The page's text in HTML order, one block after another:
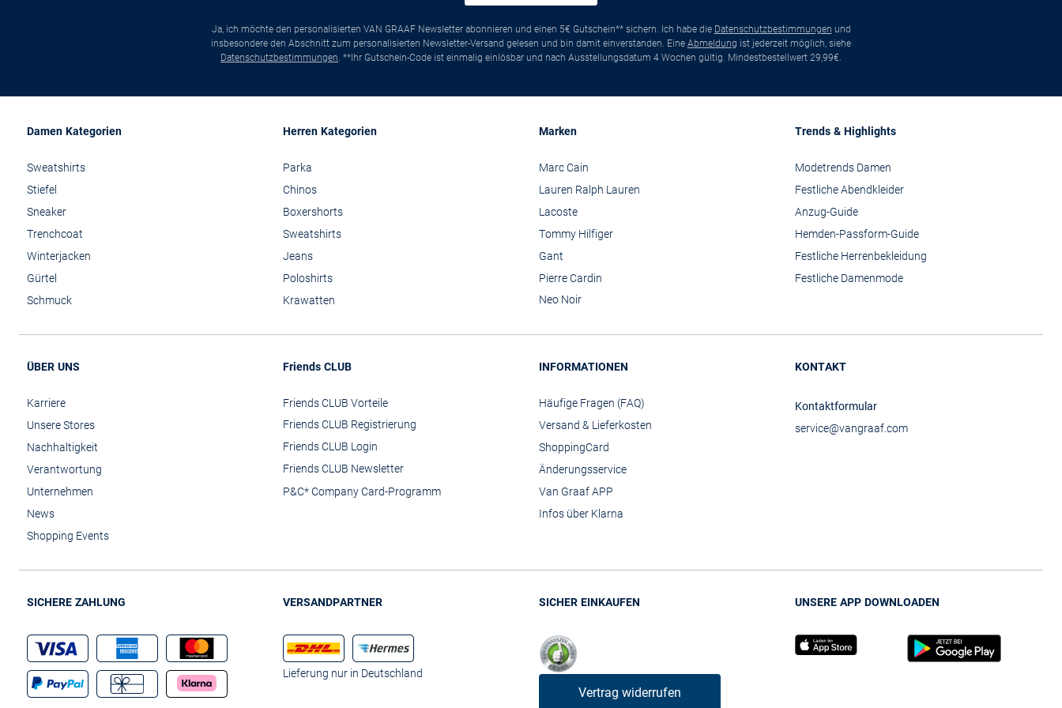
Ja, ich möchte den personalisierten VAN GRAAF Newsletter abonnieren und einen 5€ Gutschein** sichern. Ich habe die Datenschutzbestimmungen und
insbesondere den Abschnitt zum personalisierten Newsletter-Versand gelesen und bin damit einverstanden. Eine Abmeldung ist jederzeit möglich, siehe
Datenschutzbestimmungen. **Ihr Gutschein-Code ist einmalig einlösbar und nach Ausstellungsdatum 4 Wochen gültig. Mindestbestellwert 29,99€.
Damen Kategorien
Sweatshirts
Stiefel
Sneaker
Trenchcoat
Winterjacken
Gürtel
Schmuck
Herren Kategorien
Parka
Chinos
Boxershorts
Sweatshirts
Jeans
Poloshirts
Krawatten
Marken
Marc Cain
Lauren Ralph Lauren
Lacoste
Tommy Hilfiger
Gant
Pierre Cardin
Neo Noir
Trends & Highlights
Modetrends Damen
Festliche Abendkleider
Anzug-Guide
Hemden-Passform-Guide
Festliche Herrenbekleidung
Festliche Damenmode
ÜBER UNS
Karriere
Unsere Stores
Nachhaltigkeit
Verantwortung
Unternehmen
News
Shopping Events
Friends CLUB
Friends CLUB Vorteile
Friends CLUB Registrierung
Friends CLUB Login
Friends CLUB Newsletter
P&C* Company Card-Programm
INFORMATIONEN
Häufige Fragen (FAQ)
Versand & Lieferkosten
ShoppingCard
Änderungsservice
Van Graaf APP
Infos über Klarna
KONTAKT
Kontaktformular
service@vangraaf.com
SICHERE ZAHLUNG VERSANDPARTNER
Lieferung nur in Deutschland
SICHER EINKAUFEN
Vertrag widerrufen
UNSERE APP DOWNLOADEN